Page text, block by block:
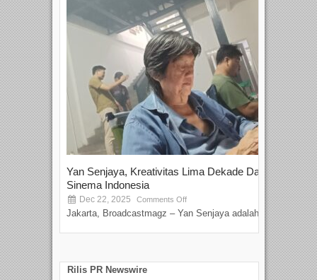
Yan Senjaya, Kreativitas Lima Dekade Dalam
Sinema Indonesia
Dec 22, 2025 Comments Off
Jakarta, Broadcastmagz – Yan Senjaya adalah...
Rilis PR Newswire